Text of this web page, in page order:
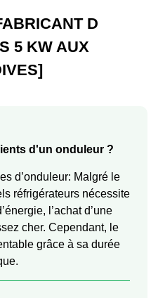
D
5 KW AUX
d'un onduleur ?
d’onduleur: Malgré le
réfrigérateurs nécessite
l’achat d’une
cher. Cependant, le
grâce à sa durée